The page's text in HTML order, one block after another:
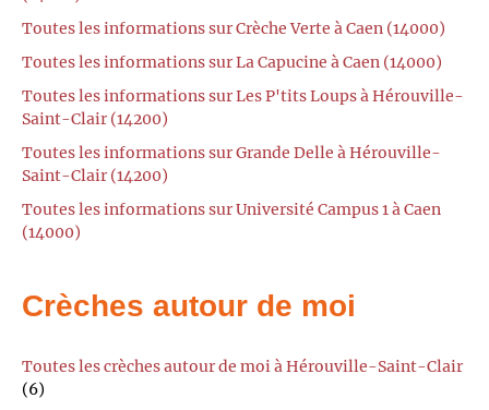
Toutes les informations sur Crèche Verte à Caen (14000)
Toutes les informations sur La Capucine à Caen (14000)
Toutes les informations sur Les P'tits Loups à Hérouville-
Saint-Clair (14200)
Toutes les informations sur Grande Delle à Hérouville-
Saint-Clair (14200)
Toutes les informations sur Université Campus 1 à Caen
(14000)
Crèches autour de moi
Toutes les crèches autour de moi à Hérouville-Saint-Clair
(6)